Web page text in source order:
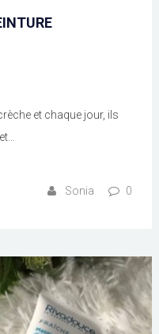
et chaque jour, ils
Sonia 0